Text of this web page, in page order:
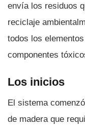
enví­a los residuos
reciclaje
todos los
componentes
Los inicios
El sistema
de madera que